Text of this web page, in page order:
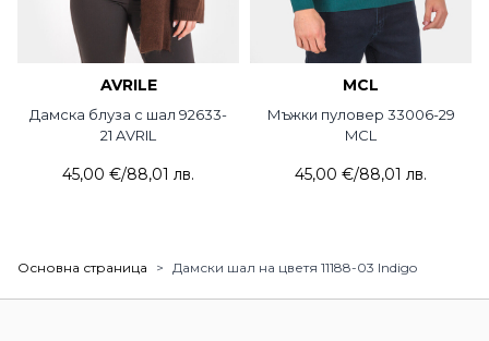
AVRILE
Дамска блуза с шал 92633-
21 AVRIL
45,00 €/88,01 лв.
MCL
Мъжки пуловер 33006-29
MCL
45,00 €/88,01 лв.
Основна страница > Дамски шал на цветя 11188-03 Indigo